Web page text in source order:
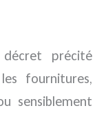
décret précité
fournitures,
sensiblement